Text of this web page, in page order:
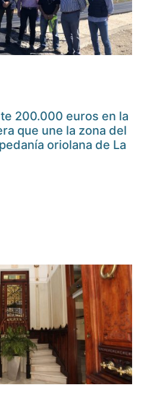
200.000 euros en la
que une la zona del
oriolana de La